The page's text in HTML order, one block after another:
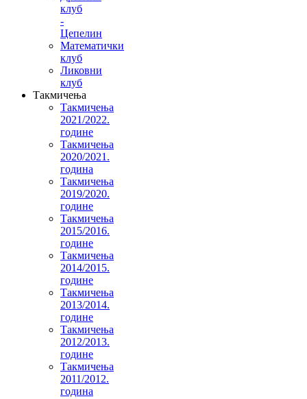
клуб
-
Цепелин
Математички
клуб
Ликовни
клуб
Такмичења
Такмичења
2021/2022.
године
Такмичења
2020/2021.
година
Такмичења
2019/2020.
године
Такмичења
2015/2016.
године
Такмичења
2014/2015.
године
Такмичења
2013/2014.
године
Такмичења
2012/2013.
године
Такмичења
2011/2012.
година